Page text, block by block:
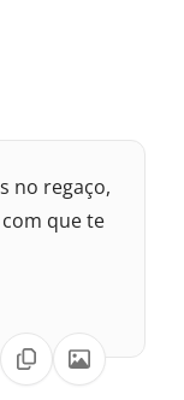
no regaço,
que te